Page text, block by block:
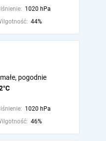
1020 hPa
44%
pogodnie
1020 hPa
46%